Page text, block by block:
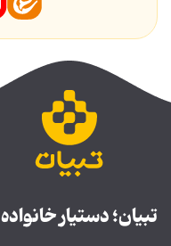
تبیان؛ دستیار خانواده